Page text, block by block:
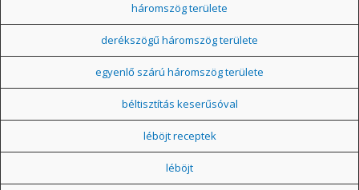
háromszög területe
derékszögű háromszög területe
egyenlő szárú háromszög területe
béltisztítás keserűsóval
léböjt receptek
léböjt